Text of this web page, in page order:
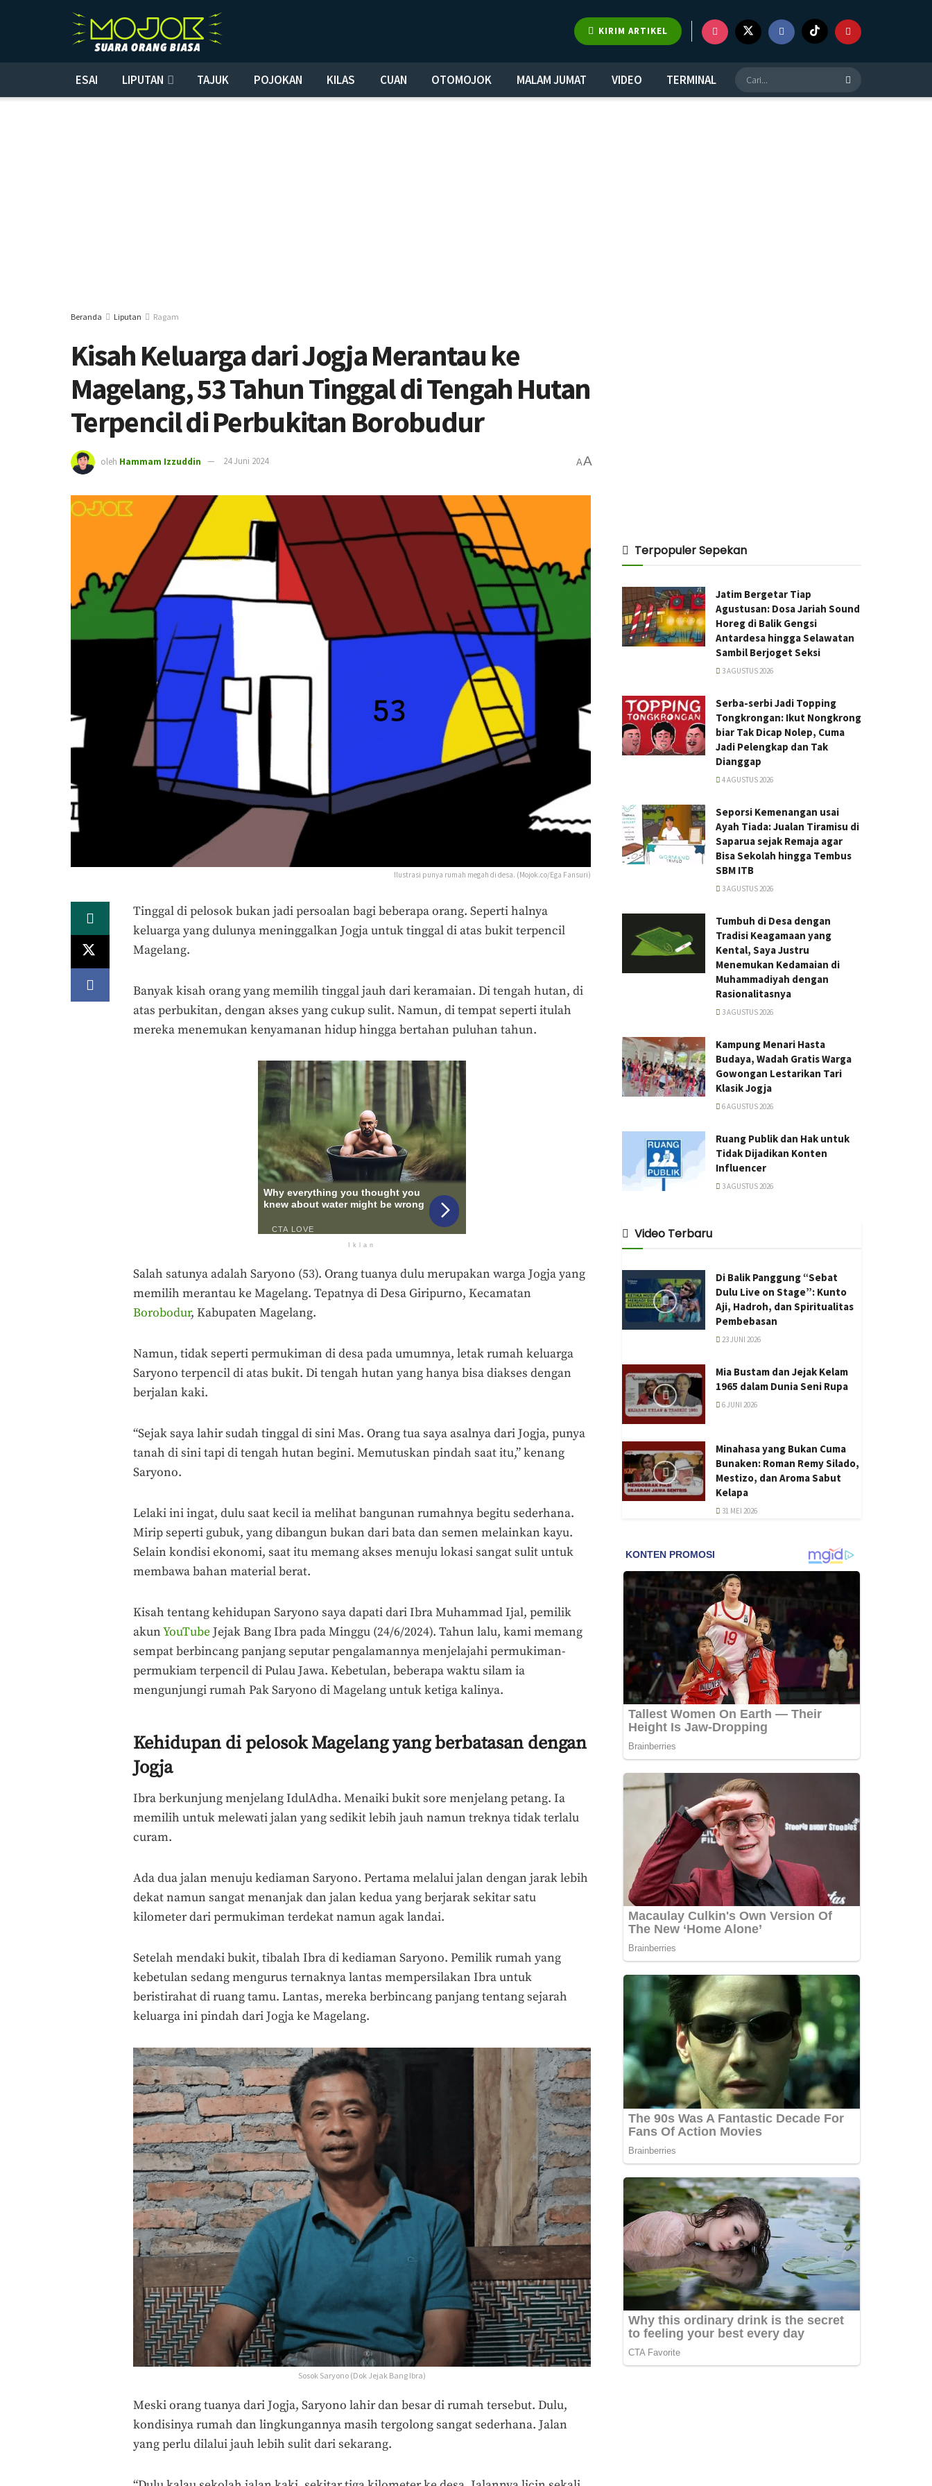
KIRIM ARTIKEL
ESAI LIPUTAN TAJUK POJOKAN KILAS CUAN OTOMOJOK MALAM JUMAT VIDEO TERMINAL
Beranda Liputan Ragam
Kisah Keluarga dari Jogja Merantau ke
Magelang, 53 Tahun Tinggal di Tengah Hutan
Terpencil di Perbukitan Borobudur
oleh Hammam Izzuddin 24 Juni 2024 AA
Ilustrasi punya rumah megah di desa. (Mojok.co/Ega Fansuri)
Tinggal di pelosok bukan jadi persoalan bagi beberapa orang. Seperti halnya
keluarga yang dulunya meninggalkan Jogja untuk tinggal di atas bukit terpencil
Magelang.
Banyak kisah orang yang memilih tinggal jauh dari keramaian. Di tengah hutan, di
atas perbukitan, dengan akses yang cukup sulit. Namun, di tempat seperti itulah
mereka menemukan kenyamanan hidup hingga bertahan puluhan tahun.
Iklan
Salah satunya adalah Saryono (53). Orang tuanya dulu merupakan warga Jogja yang
memilih merantau ke Magelang. Tepatnya di Desa Giripurno, Kecamatan
Borobodur, Kabupaten Magelang.
Namun, tidak seperti permukiman di desa pada umumnya, letak rumah keluarga
Saryono terpencil di atas bukit. Di tengah hutan yang hanya bisa diakses dengan
berjalan kaki.
“Sejak saya lahir sudah tinggal di sini Mas. Orang tua saya asalnya dari Jogja, punya
tanah di sini tapi di tengah hutan begini. Memutuskan pindah saat itu,” kenang
Saryono.
Lelaki ini ingat, dulu saat kecil ia melihat bangunan rumahnya begitu sederhana.
Mirip seperti gubuk, yang dibangun bukan dari bata dan semen melainkan kayu.
Selain kondisi ekonomi, saat itu memang akses menuju lokasi sangat sulit untuk
membawa bahan material berat.
Kisah tentang kehidupan Saryono saya dapati dari Ibra Muhammad Ijal, pemilik
akunYouTube Jejak Bang Ibra pada Minggu (24/6/2024). Tahun lalu, kami memang
sempat berbincang panjang seputar pengalamannya menjelajahi permukiman-
permukiam terpencil di Pulau Jawa. Kebetulan, beberapa waktu silam ia
mengunjungi rumah Pak Saryono di Magelang untuk ketiga kalinya.
Kehidupan di pelosok Magelang yang berbatasan dengan
Jogja
Ibra berkunjung menjelang IdulAdha. Menaiki bukit sore menjelang petang. Ia
memilih untuk melewati jalan yang sedikit lebih jauh namun treknya tidak terlalu
curam.
Ada dua jalan menuju kediaman Saryono. Pertama melalui jalan dengan jarak lebih
dekat namun sangat menanjak dan jalan kedua yang berjarak sekitar satu
kilometer dari permukiman terdekat namun agak landai.
Setelah mendaki bukit, tibalah Ibra di kediaman Saryono. Pemilik rumah yang
kebetulan sedang mengurus ternaknya lantas mempersilakan Ibra untuk
beristirahat di ruang tamu. Lantas, mereka berbincang panjang tentang sejarah
keluarga ini pindah dari Jogja ke Magelang.
Sosok Saryono (Dok Jejak Bang Ibra)
Meski orang tuanya dari Jogja, Saryono lahir dan besar di rumah tersebut. Dulu,
kondisinya rumah dan lingkungannya masih tergolong sangat sederhana. Jalan
yang perlu dilalui jauh lebih sulit dari sekarang.
Terpopuler Sepekan
Jatim Bergetar Tiap
Agustusan: Dosa Jariah Sound
Horeg di Balik Gengsi
Antardesa hingga Selawatan
Sambil Berjoget Seksi
3 AGUSTUS 2026
Serba-serbi Jadi Topping
Tongkrongan: Ikut Nongkrong
biar Tak Dicap Nolep, Cuma
Jadi Pelengkap dan Tak
Dianggap
4 AGUSTUS 2026
Seporsi Kemenangan usai
Ayah Tiada: Jualan Tiramisu di
Saparua sejak Remaja agar
Bisa Sekolah hingga Tembus
SBM ITB
3 AGUSTUS 2026
Tumbuh di Desa dengan
Tradisi Keagamaan yang
Kental, Saya Justru
Menemukan Kedamaian di
Muhammadiyah dengan
Rasionalitasnya
3 AGUSTUS 2026
Kampung Menari Hasta
Budaya, Wadah Gratis Warga
Gowongan Lestarikan Tari
Klasik Jogja
6 AGUSTUS 2026
Ruang Publik dan Hak untuk
Tidak Dijadikan Konten
Influencer
3 AGUSTUS 2026
Video Terbaru
Di Balik Panggung “Sebat
Dulu Live on Stage”: Kunto
Aji, Hadroh, dan Spiritualitas
Pembebasan
23 JUNI 2026
Mia Bustam dan Jejak Kelam
1965 dalam Dunia Seni Rupa
6 JUNI 2026
Minahasa yang Bukan Cuma
Bunaken: Roman Remy Silado,
Mestizo, dan Aroma Sabut
Kelapa
31 MEI 2026